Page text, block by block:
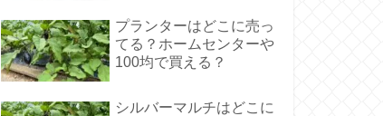
プランターはどこに売っ
てる？ホームセンターや
100均で買える？
シルバーマルチはどこに